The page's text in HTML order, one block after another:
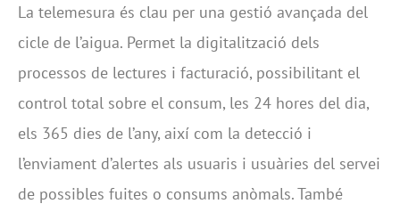
La telemesura és clau per una gestió avançada del
cicle de l’aigua. Permet la digitalització dels
processos de lectures i facturació, possibilitant el
control total sobre el consum, les 24 hores del dia,
els 365 dies de l’any, així com la detecció i
l’enviament d’alertes als usuaris i usuàries del servei
de possibles fuites o consums anòmals. També